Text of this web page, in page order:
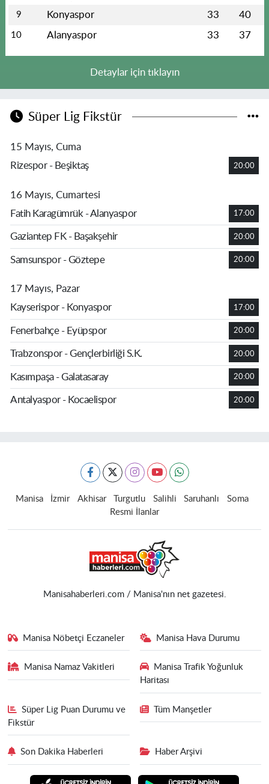
9 Konyaspor 33 40
10 Alanyaspor 33 37
Detaylar için tıklayın
Süper Lig Fikstür
15 Mayıs, Cuma
Rizespor - Beşiktaş
20:00
16 Mayıs, Cumartesi
Fatih Karagümrük - Alanyaspor
17:00
Gaziantep FK - Başakşehir 20:00
Samsunspor - Göztepe 20:00
17 Mayıs, Pazar
Kayserispor - Konyaspor
17:00
Fenerbahçe - Eyüpspor 20:00
Trabzonspor - Gençlerbirliği S.K. 20:00
Kasımpaşa - Galatasaray 20:00
Antalyaspor - Kocaelispor 20:00
Manisa İzmir Akhisar Turgutlu Salihli Saruhanlı
Soma
Resmi İlanlar
Manisahaberleri.com / Manisa'nın net gazetesi.
Manisa Nöbetçi Eczaneler Manisa Hava Durumu
Manisa Namaz Vakitleri
Manisa Trafik Yoğunluk
Haritası
Süper Lig Puan Durumu ve
Fikstür
Tüm Manşetler
Son Dakika Haberleri Haber Arşivi